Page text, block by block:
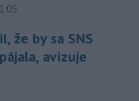
že by sa SNS
avizuje